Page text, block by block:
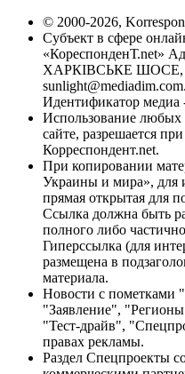
© 2000-2026,
Субъект в сфере
«КореспонденТ.net»
ХАРКІВСЬКЕ ШОСЕ,
Идентификатор медиа
Использование любых
сайте, разрешается
Корреспондент.net.
При копировании
Украины и мира», для
прямая открытая для
Ссылка должна быть
полного либо
Гиперссылка (для
размещена в
материала.
Новости с пометками
"Заявление",
"Тест-драйв",
правах рекламы.
Раздел Спецпроекты